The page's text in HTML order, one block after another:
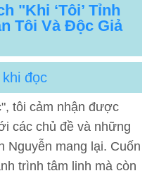
"Khi ‘tôi’ Tỉnh
Tôi Và Độc Giả
đọc
tôi cảm nhận được
các chủ đề và những
Nguyễn mang lại. Cuốn
trình tâm linh mà còn